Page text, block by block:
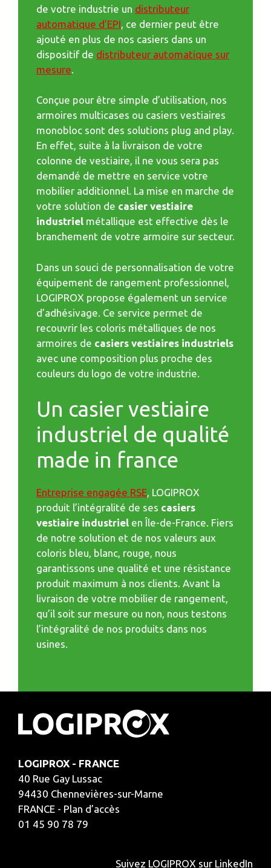
de votre industrie un distributeur
automatique d’EPI , ce dernier peut être
ajouté en plus de nos casiers dans un
dispositif de distributeur automatique sur
mesure
Conçue pour être simple d’utilisation, nos
armoires multicases ou casiers vestiaires
monobloc sont des solutions plug and play.
En effet, suite à la livraison de votre
colonne de vestiaire, il ne vous sera pas
demandé de mettre en service votre
mobilier additionnel. La mise en marche de
votre solution de casier vestiaire
industriel métallique est effective dès le
branchement de votre armoire sur secteur.
Dans un souci de personnalisation de votre
équipement de rangement professionnel,
LOGIPROX propose également un service
d’adhésivage. Ce service permet de
recouvrir les coloris métalliques de nos
armoires de casiers vestiaires industriels
avec une composition plus proche des
couleurs du logo de votre industrie.
Un casier vestiaire
industriel de qualité
made in france
Entreprise engagée RSE, LOGIPROX
produit l’intégralité de ses casiers
vestiaire industriel en Île-de-France. Fiers
de notre solution et de nos valeurs aux
coloris bleu, blanc, rouge, nous
garantissons une qualité et une résistance
produit maximum à nos clients. Avant la
livraison de votre mobilier de rangement,
qu’il soit sur mesure ou non, nous testons
l’intégralité de nos produits dans nos
usines.
LOGIPROX - FRANCE
40 Rue Gay Lussac
94430 Chennevières-sur-Marne
FRANCE - Plan d’accès
01 45 90 78 79
Suivez LOGIPROX sur LinkedIn